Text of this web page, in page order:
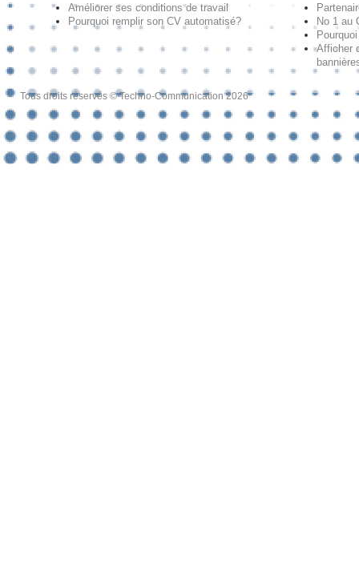
Améliorer ses conditions de travail
Pourquoi remplir son CV automatisé?
No 1 au
Afficher
Tous droits réservés © Techno-Communication 2026